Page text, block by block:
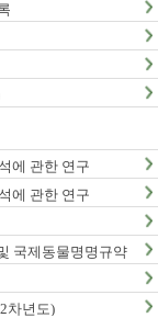
에 관한 연구
에 관한 연구
국제동물명명규약
차년도)